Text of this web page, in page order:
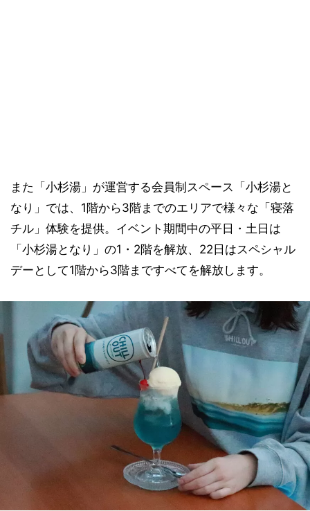
また「小杉湯」が運営する会員制スペース「小杉湯と
なり」では、1階から3階までのエリアで様々な「寝落
チル」体験を提供。イベント期間中の平日・土日は
「小杉湯となり」の1・2階を解放、22日はスペシャル
デーとして1階から3階まですべてを解放します。